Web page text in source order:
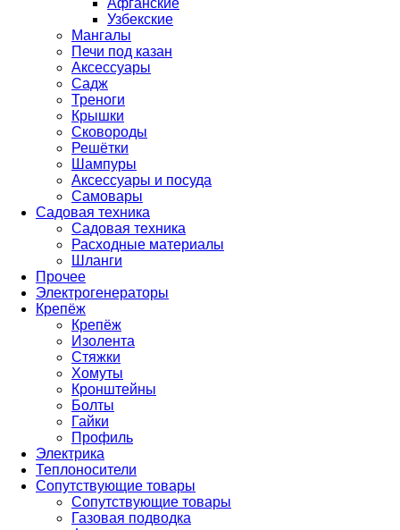
Афганские
Узбекские
Мангалы
Печи под казан
Аксессуары
Садж
Треноги
Крышки
Сковороды
Решётки
Шампуры
Аксессуары и посуда
Самовары
Садовая техника
Садовая техника
Расходные материалы
Шланги
Прочее
Электрогенераторы
Крепёж
Крепёж
Изолента
Стяжки
Хомуты
Кронштейны
Болты
Гайки
Профиль
Электрика
Теплоносители
Сопутствующие товары
Сопутствующие товары
Газовая подводка